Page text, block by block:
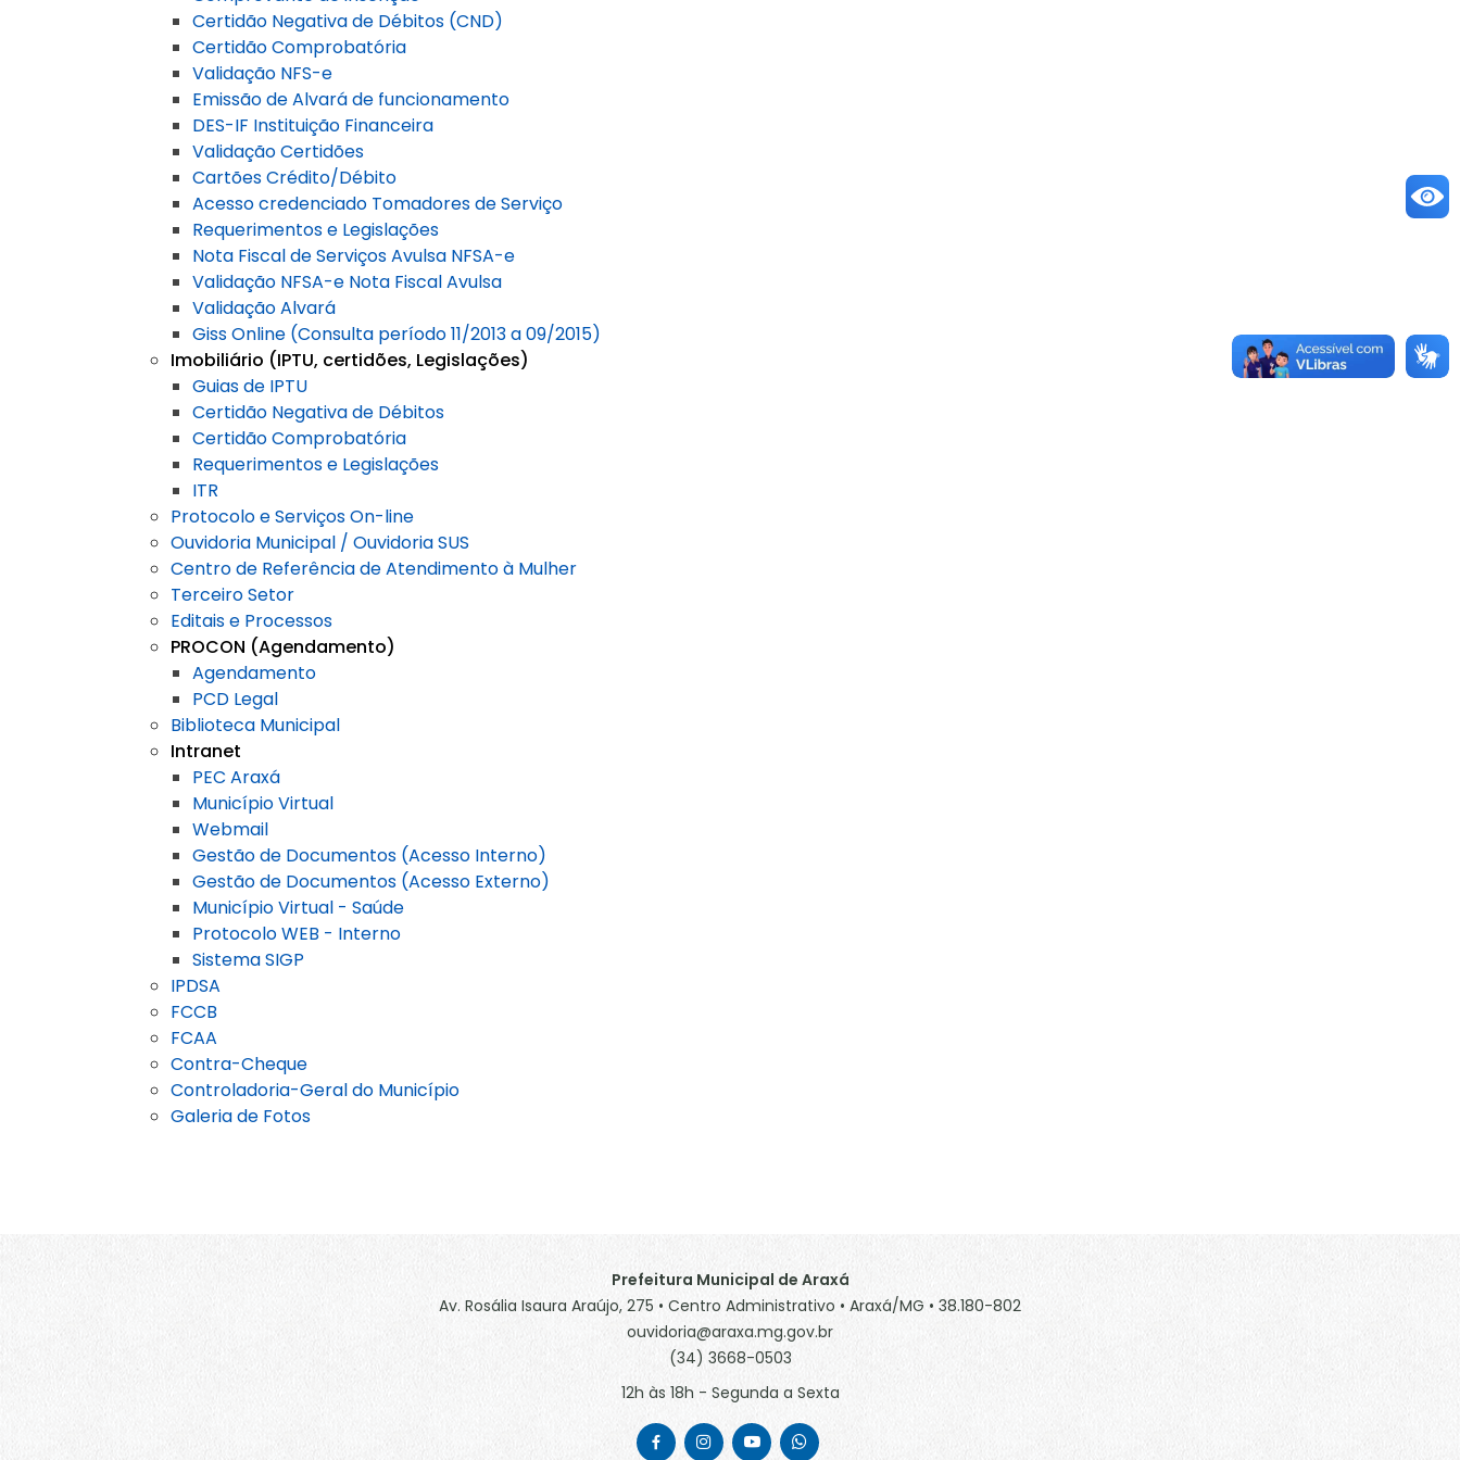
Certidão Negativa de Débitos (CND)
Certidão Comprobatória
Validação NFS-e
Emissão de Alvará de funcionamento
DES-IF Instituição Financeira
Validação Certidões
Cartões Crédito/Débito
Acesso credenciado Tomadores de Serviço
Requerimentos e Legislações
Nota Fiscal de Serviços Avulsa NFSA-e
Validação NFSA-e Nota Fiscal Avulsa
Validação Alvará
Giss Online (Consulta período 11/2013 a 09/2015)
Imobiliário (IPTU, certidões, Legislações)
Guias de IPTU
Certidão Negativa de Débitos
Certidão Comprobatória
Requerimentos e Legislações
ITR
Protocolo e Serviços On-line
Ouvidoria Municipal / Ouvidoria SUS
Centro de Referência de Atendimento à Mulher
Terceiro Setor
Editais e Processos
PROCON (Agendamento)
Agendamento
PCD Legal
Biblioteca Municipal
Intranet
PEC Araxá
Município Virtual
Webmail
Gestão de Documentos (Acesso Interno)
Gestão de Documentos (Acesso Externo)
Município Virtual - Saúde
Protocolo WEB - Interno
Sistema SIGP
IPDSA
FCCB
FCAA
Contra-Cheque
Controladoria-Geral do Município
Galeria de Fotos
Prefeitura Municipal de Araxá
Av. Rosália Isaura Araújo, 275 • Centro Administrativo • Araxá/MG • 38.180-802
ouvidoria@araxa.mg.gov.br
(34) 3668-0503
12h às 18h - Segunda a Sexta